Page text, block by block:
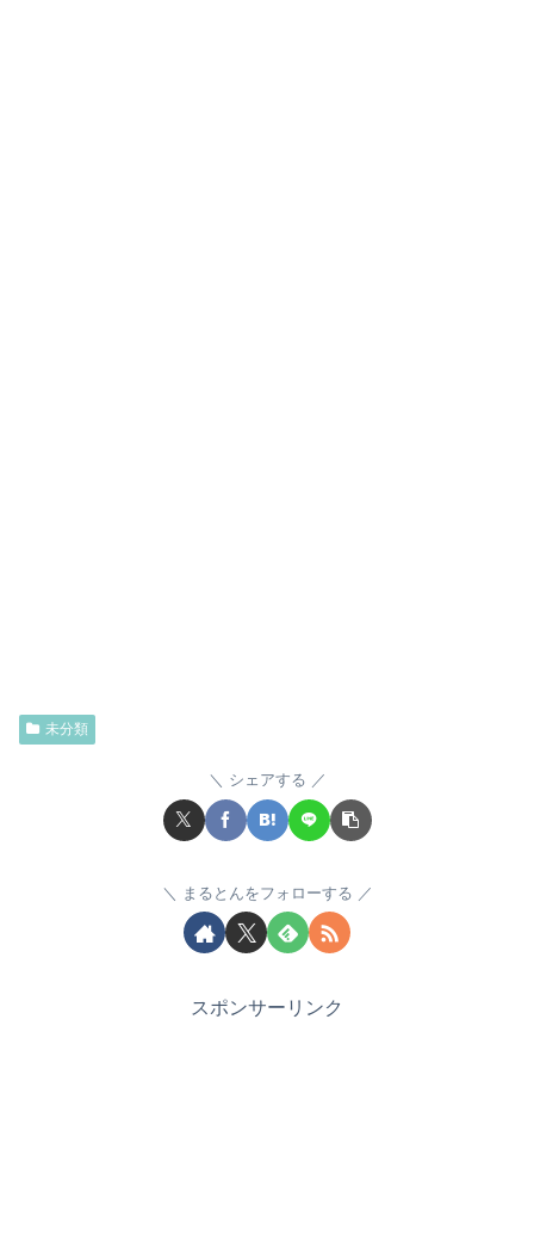
未分類
シェアする
まるとんをフォローする
スポンサーリンク